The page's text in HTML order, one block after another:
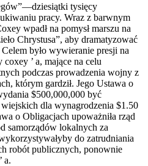
tysięcy
pracy. Wraz z barwnym
wpadł na pomysł marszu na
Chrystusa”, aby dramatyzować
było wywieranie presji na
’ a, mające na celu
podczas prowadzenia wojny z
którym gardził. Jego Ustawa o
$500,000,000 być
dla wynagrodzenia $1.50
o Obligacjach upoważniła rząd
samorządów lokalnych za
do zatrudniania
robót publicznych, ponownie
a.